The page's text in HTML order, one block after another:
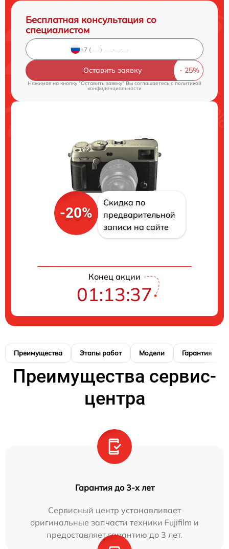
Бесплатная консультация со
специалистом
Оставить заявку
Нажимая на кнопку "Оставить заявку" Вы соглашаетесь c политикой
конфиденциальности
-20%
Скидка по
предварительной
записи на сайте
Конец акции
01:13:37
Преимущества Этапы работ Модели Гарантия
Преимущества сервис-
центра
Гарантия до 3-х лет
Сервисный центр устанавливает
оригинальные запчасти техники Fujifilm и
предоставляет гарантию до 3 лет.